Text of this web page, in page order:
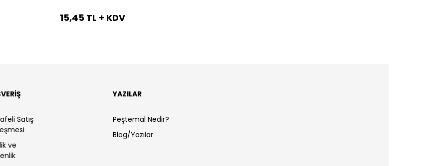
15,45 TL + KDV
Satış
ve
YAZILAR
Peştemal Nedir?
Blog/Yazılar